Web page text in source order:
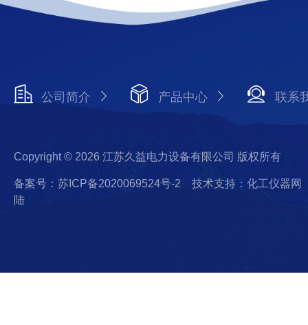
公司简介 产品中心 联系
Copyright © 2026 江苏久益电力设备有限公司 版权所有
备案号：苏ICP备2020069524号-2
技术支持：化工仪器网
陆